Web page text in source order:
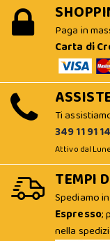
Paga in
Carta di
Ti
349 11 91
Attivo dal
TEMPI
Spediamo
Espresso;
nella